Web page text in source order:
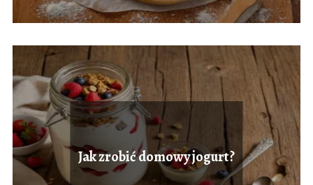
Jak zrobić domowy jogurt?